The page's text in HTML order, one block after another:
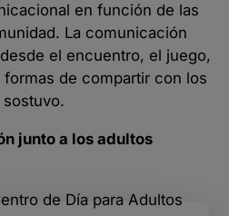
en función de las
La comunicación
el encuentro, el juego,
formas de compartir con los
junto a los adultos
de Día para Adultos